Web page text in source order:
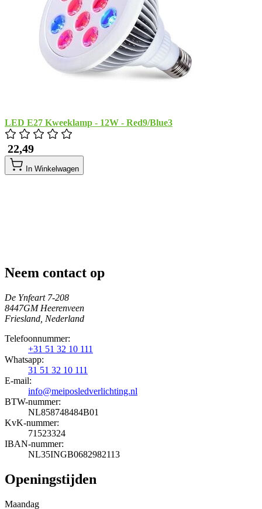
LED E27 Kweeklamp - 12W - Red9/Blue3
​ 22,49
In Winkelwagen
Neem contact op
De Ynfeart 7-208
8447GM Heerenveen
Friesland, Nederland
Telefoonnummer:
+31 51 32 10 111
Whatsapp:
31 51 32 10 111
E-mail:
info@meiposledverlichting.nl
BTW-nummer:
NL858748484B01
KvK-nummer:
71523324
IBAN-nummer:
NL35INGB0682982113
Openingstijden
Maandag